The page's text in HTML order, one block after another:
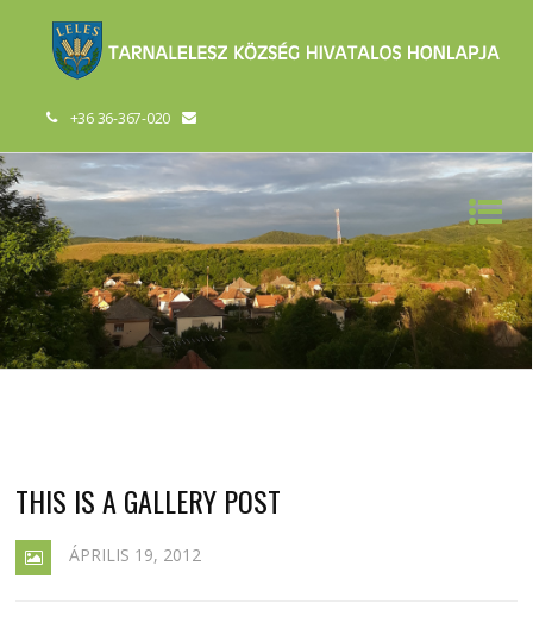
+36 36-367-020
THIS IS A GALLERY POST
ÁPRILIS 19, 2012